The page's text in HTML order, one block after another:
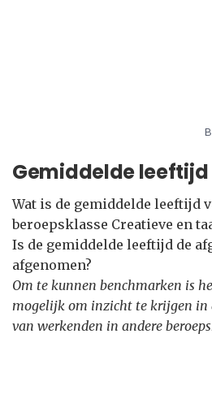
Gemiddelde leeftijd
Wat is de gemiddelde leeftijd
beroepsklasse Creatieve en
Is de gemiddelde leeftijd de
afgenomen?
Om te kunnen benchmarken is
mogelijk om inzicht te krijgen in
van werkenden in andere